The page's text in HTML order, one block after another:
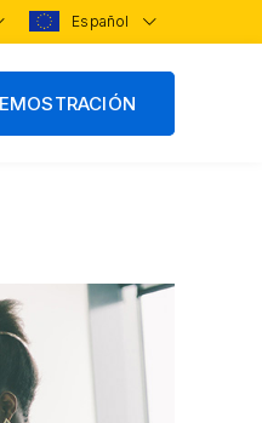
Español